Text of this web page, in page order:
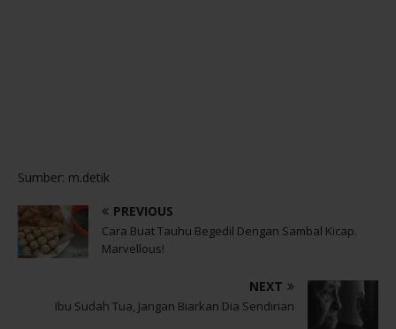
Sumber: m.detik
PREVIOUS
Cara Buat Tauhu Begedil Dengan Sambal Kicap.
Marvellous!
NEXT
Ibu Sudah Tua, Jangan Biarkan Dia Sendirian